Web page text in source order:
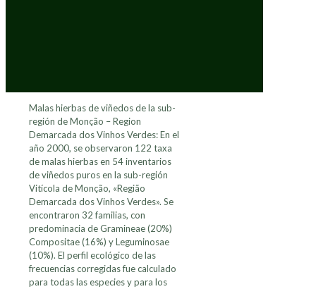
Malas hierbas de viñedos de la sub-
región de Monção – Region
Demarcada dos Vinhos Verdes: En el
año 2000, se observaron 122 taxa
de malas hierbas en 54 inventarios
de viñedos puros en la sub-región
Vitícola de Monção, «Região
Demarcada dos Vinhos Verdes». Se
encontraron 32 familias, con
predominacia de Gramineae (20%)
Compositae (16%) y Leguminosae
(10%). El perfil ecológico de las
frecuencias corregidas fue calculado
para todas las especies y para los